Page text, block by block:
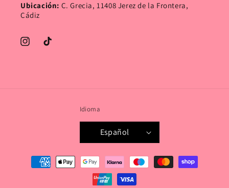
Ubicación: C. Grecia, 11408 Jerez de la Frontera,
Cádiz
InstagramTikTok
Idioma
Español
Formas